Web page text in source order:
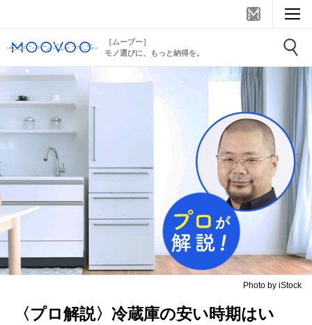
［ムーブー］
モノ選びに、もっと納得を。
Photo by iStock
〈プロ解説〉冷蔵庫の安い時期はい